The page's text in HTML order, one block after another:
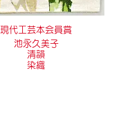
現代工芸本会員賞
池永久美子
清韻
染織